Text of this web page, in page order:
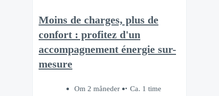
Moins de charges, plus de
confort : profitez d'un
accompagnement énergie sur-
mesure
Om 2 måneder
Ca. 1 time